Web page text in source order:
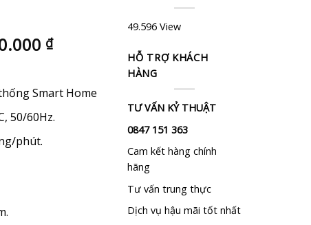
₫Khoảng
3.000.000 ₫
3.500.000 ₫
Smart Home
50/60Hz.
phút.
49.596 View
HỖ TRỢ KHÁCH
HÀNG
TƯ VẤN KỶ THUẬT
0847 151 363
Cam kết hàng chính
hãng
Tư vấn trung thực
Dịch vụ hậu mãi tốt nhất